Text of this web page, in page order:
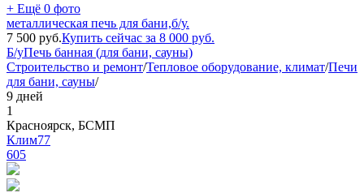
+ Ещё 0 фото
металлическая печь для бани,б/у.
7 500 руб.Купить сейчас за 8 000 руб.
Б/уПечь банная (для бани, сауны)
Строительство и ремонт/Тепловое оборудование, климат/Печи
для бани, сауны/
9 дней
1
Красноярск, БСМП
Клим77
605